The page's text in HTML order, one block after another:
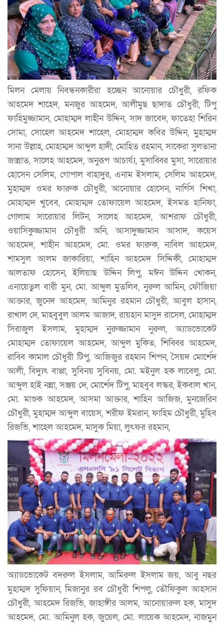
মিলন মেলায় নিবন্ধনকারীরা হচ্ছেন আনোয়ার চৌধুরী, রফিক
আহমেদ শাহেদ, মনজুর আহমেদ, আলীমুছ ছাদাত চৌধুরী, টিপু
ফাহিমুজ্জামান, মোহাম্মদ লাহীন উদ্দিন, সাদ জাবেদ, ফাতেহা শিরিন
সোমা, সোহেল আহমেদ শাহেল, মোহাম্মদ কবির উদ্দিন, মুহাম্মদ
সানা উল্লাহ, মোহাম্মদ আব্দুল হাদী, মোহিত রহমান, সাকেরা সুলতানা
জান্নাত, সালেহ আহমেদ, অনুরূপ আচার্য্য, মুসাব্বির মুসা, সারোয়ার
হোসেন সেলিম, গোপাল বাহাদুর, এনাম ইসলাম, সেলিম আহমেদ,
মুহাম্মদ ওমর ফারুক চৌধুরী, আনোয়ার হোসেন, নার্গিস শিখা,
মোহাম্মদ খুবেব, মোহাম্মদ তোফায়েল আহমেদ, ইসমত হানিফা,
গোলাম সারোয়ার লিটন, সালেহ আহমেদ, আশরাফ চৌধুরী,
ওয়াসিকুজ্জামান চৌধুরী অনি, আসাদুজ্জামান আসাদ, কয়েস
আহমেদ, শাহীন আহমেদ, মো. ওমর ফারুক, নাবিল আহমেদ,
শামসুল আলম জাকারিয়া, শাহিন আহমেদ সিদ্দিকী, মোহাম্মদ
আলতাফ হোসেন, ইলিয়াছ উদ্দিন লিপু, মঈন উদ্দিন খোকন,
এনায়েতুল বারী মুন, মো. আব্দুল মুতলিব, নুরুল আমিন, ফৌজিয়া
আক্তার, জুনেদ আহমেদ, আমিনুর রহমান চৌধুরী, আবুল হাসান,
রাখাল দে, মাহবুবুল আলম আজাদ, রায়হান মাসুদ রাসেল, মোহাম্মদ
সিরাজুল ইসলাম, মুহাম্মদ নুরুজ্জামান নুরুল, অ্যাডভোকেট
মোহাম্মদ তোফায়েল আহমেদ, আব্দুল মুকিত, শিব্বির আহমেদ,
রাব্বি কামাল চৌধুরী টিপু, আজিজুর রহমান শিপন, সৈয়দ মোর্শেদ
আলী, বিদ্যুৎ বাপ্পা, সুবিনয় সুবিনয়, মো. মইনুল হক লাবেলু, মো.
আব্দুল হাই নন্না, সঞ্জয় দে, মোর্শেদ টিপু, মাহবুব লস্কর, ইকবাল খান,
মো. মাশুক আহমেদ, আসমা আক্তার, শাহিন আজিজ, মুনজেরিন
চৌধুরী, মুহাম্মদ আব্দুল বায়েস, শরীফ ইমরান, ফাহিম চৌধুরী, মুহিব
রিজভি, শাহেল আহমেদ, মাসুক মিয়া, লুৎফর রহমান,
অ্যাডভোকেট বদরুল ইসলাম, আমিরুল ইসলাম জয়, আবু নছর
মুহাম্মদ সুফিয়ান, মিজানুর রব চৌধুরী শিপলু, তৌফিকুল আহসান
চৌধুরী, আহমেদ রিজভি, জাহাঙ্গীর আলম, আনোয়ারুল হক, মাসুদ
আহমেদ, মো. আমিনুল হক, জুয়েল, মো. লায়েক আহমেদ, নাজমুন